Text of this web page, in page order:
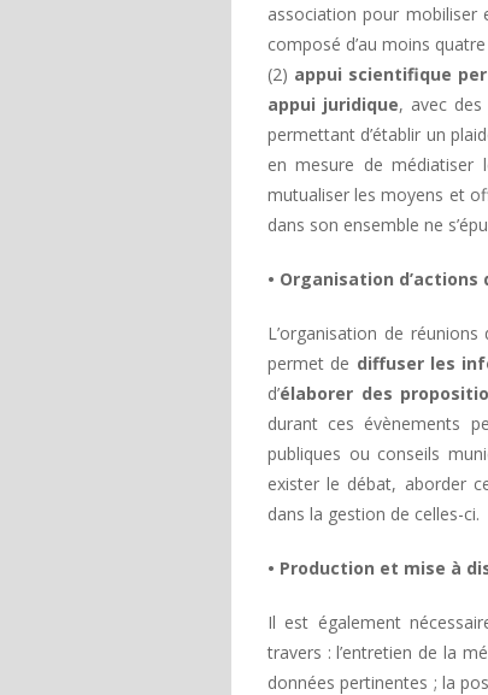
association pour mobiliser
composé d’au moins
(2) appui scientifique
appui juridique, avec
permettant d’établir un
en mesure de médiatiser
mutualiser les moyens et
dans son ensemble ne
• Organisation
L’organisation de
permet de diffuser les
d’élaborer des
durant ces évènements
publiques ou conseils
exister le débat, aborder
dans la gestion de celles-ci.
• Production et mise à
Il est également
travers : l’entretien de la
données pertinentes ; la